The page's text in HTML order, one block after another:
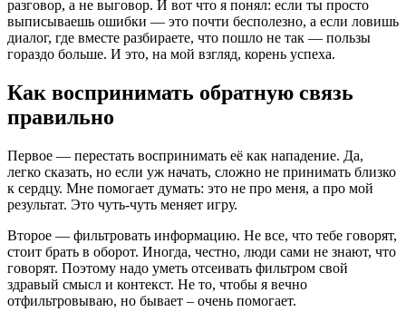
разговор, а не выговор. И вот что я понял: если ты просто
выписываешь ошибки — это почти бесполезно, а если ловишь
диалог, где вместе разбираете, что пошло не так — пользы
гораздо больше. И это, на мой взгляд, корень успеха.
Как воспринимать обратную связь
правильно
Первое — перестать воспринимать её как нападение. Да,
легко сказать, но если уж начать, сложно не принимать близко
к сердцу. Мне помогает думать: это не про меня, а про мой
результат. Это чуть-чуть меняет игру.
Второе — фильтровать информацию. Не все, что тебе говорят,
стоит брать в оборот. Иногда, честно, люди сами не знают, что
говорят. Поэтому надо уметь отсеивать фильтром свой
здравый смысл и контекст. Не то, чтобы я вечно
отфильтровываю, но бывает – очень помогает.